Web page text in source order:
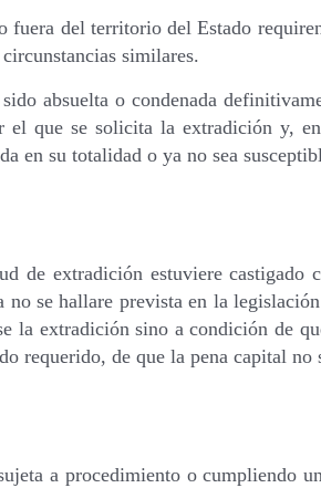
del territorio del Estado
similares.
absuelta o condenada
que se solicita la extradición y,
en su totalidad o ya no sea
de extradición estuviere castigado
no se hallare prevista en la
la extradición sino a condición de
requerido, de que la pena capital no
a procedimiento o cumpliendo